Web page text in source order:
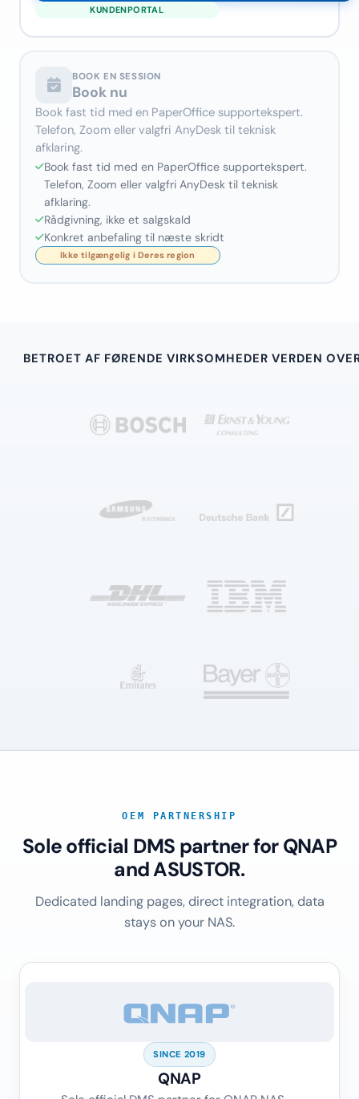
BOOK EN SESSION
Book nu
Book fast tid med en PaperOffice supportekspert.
Telefon, Zoom eller valgfri AnyDesk til teknisk
afklaring.
Book fast tid med en PaperOffice supportekspert.
Telefon, Zoom eller valgfri AnyDesk til teknisk
afklaring.
Rådgivning, ikke et salgskald
Konkret anbefaling til næste skridt
BETROET AF FØRENDE VIRKSOMHEDER VERDEN
OEM PARTNERSHIP
Sole official DMS partner for QNAP
and ASUSTOR.
Dedicated landing pages, direct integration, data
stays on your NAS.
SINCE 2019
QNAP